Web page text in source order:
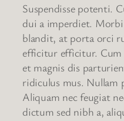
Suspendisse potenti.
dui a imperdiet.
blandit, at porta orci
efficitur efficitur. Cum
et magnis dis
ridiculus mus. Nullam
Aliquam nec feugiat
dictum sed nibh a,